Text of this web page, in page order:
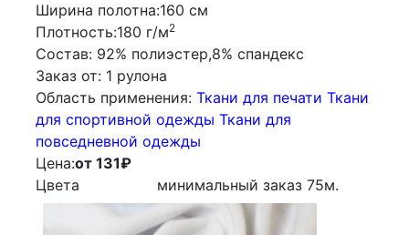
Ширина полотна:160 см
Плотность:180 г/м2
Состав: 92% полиэстер,8% спандекс
Заказ от: 1 рулона
Облаcть применения: Ткани для печати Ткани
для спортивной одежды Ткани для
повседневной одежды
Цена:от 131₽
Цвета
минимальный заказ75м.